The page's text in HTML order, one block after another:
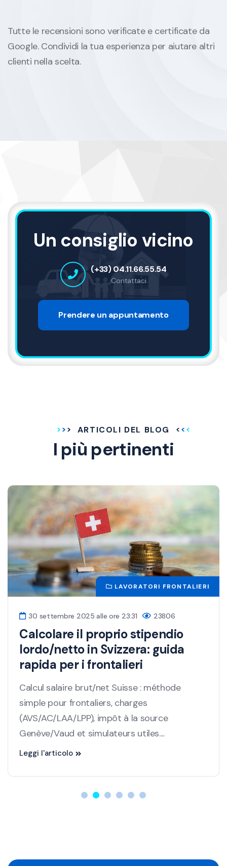
Tutte le recensioni sono verificate e certificate da
Google. Condividi la tua esperienza per aiutare altri
clienti nella scelta.
Un consiglio vicino
(+33) 04.11.66.55.54
Contattaci
Prendere un appuntamento
ARTICOLI DEL BLOG
I più pertinenti
LAVORATORI FRONTALIERI
30 settembre 2025 alle ore 23:31 23806
Calcolare il proprio stipendio
lordo/netto in Svizzera: guida
rapida per i frontalieri
Calcul salaire brut/net Suisse : méthode
simple pour frontaliers, charges
(AVS/AC/LAA/LPP), impôt à la source
Genève/Vaud et simulateurs utiles....
Leggi l'articolo